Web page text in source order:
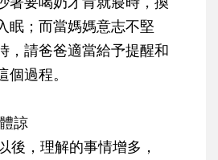
眠；而當媽媽意志不堅
，請爸爸適當給予提醒和
過程。
諒
後，理解的事情增多，